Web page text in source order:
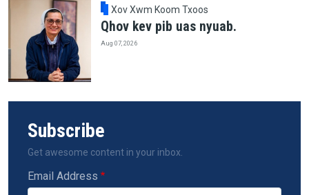
Xov Xwm Koom Txoos
Qhov kev pib uas nyuab.
Aug 07, 2026
Subscribe
Get awesome content in your inbox.
Email Address